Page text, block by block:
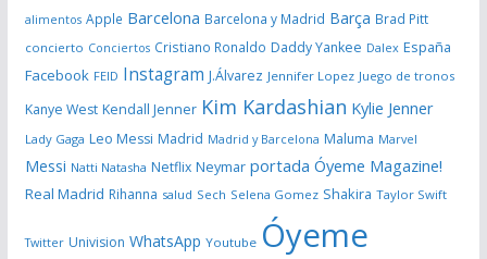
alimentos Apple Barcelona Barcelona y Madrid Barça Brad Pitt
concierto Conciertos Cristiano Ronaldo Daddy Yankee Dalex España
Facebook FEID Instagram J.Álvarez Jennifer Lopez Juego de tronos
Kanye West Kendall Jenner Kim Kardashian Kylie Jenner
Lady Gaga Leo Messi Madrid Madrid y Barcelona Maluma Marvel
Messi Natti Natasha Netflix Neymar portada Óyeme Magazine!
Real Madrid Rihanna salud Sech Selena Gomez Shakira Taylor Swift
Twitter Univision WhatsApp Youtube Óyeme